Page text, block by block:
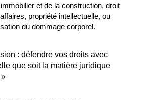
et de la construction, droit
propriété intellectuelle, ou
du dommage corporel.
: défendre vos droits avec
que soit la matière juridique